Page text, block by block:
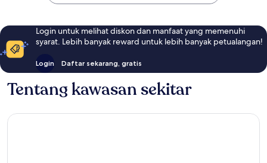
Login untuk melihat diskon dan manfaat yang memenuhi
syarat. Lebih banyak reward untuk lebih banyak petualangan!
Login Daftar sekarang, gratis
Tentang kawasan sekitar